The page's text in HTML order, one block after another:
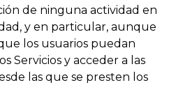
de ninguna actividad en
y en particular, aunque
los usuarios puedan
Servicios y acceder a las
las que se presten los